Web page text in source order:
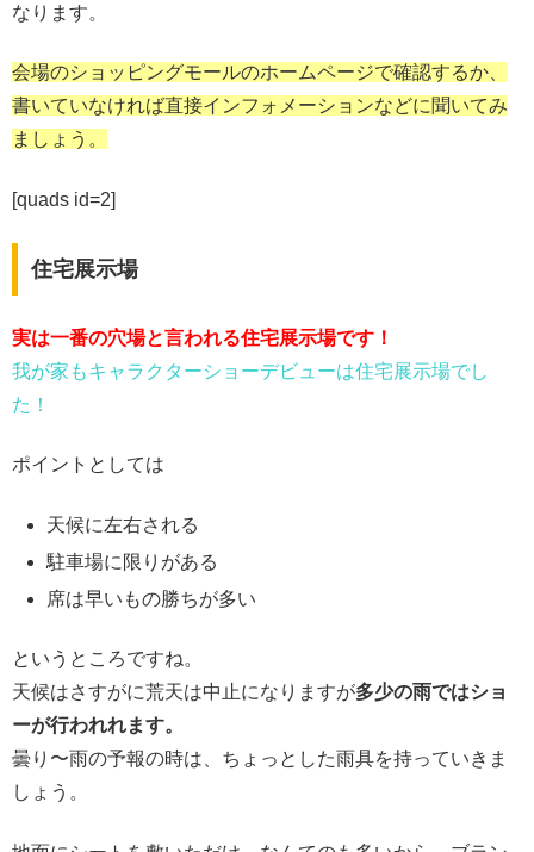
なります。
会場のショッピングモールのホームページで確認するか、
書いていなければ直接インフォメーションなどに聞いてみ
ましょう。
[quads id=2]
住宅展示場
実は一番の穴場と言われる住宅展示場です！
我が家もキャラクターショーデビューは住宅展示場でし
た！
ポイントとしては
天候に左右される
駐車場に限りがある
席は早いもの勝ちが多い
というところですね。
天候はさすがに荒天は中止になりますが多少の雨ではショ
ーが行われれます。
曇り〜雨の予報の時は、ちょっとした雨具を持っていきま
しょう。